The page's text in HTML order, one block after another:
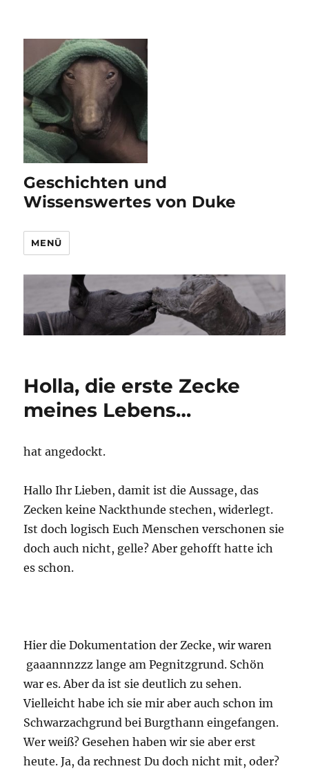
Geschichten und
Wissenswertes von Duke
MENÜ
Holla, die erste Zecke
meines Lebens…
hat angedockt.
Hallo Ihr Lieben, damit ist die Aussage, das
Zecken keine Nackthunde stechen, widerlegt.
Ist doch logisch Euch Menschen verschonen sie
doch auch nicht, gelle? Aber gehofft hatte ich
es schon.
Hier die Dokumentation der Zecke, wir waren
gaaannnzzz lange am Pegnitzgrund. Schön
war es. Aber da ist sie deutlich zu sehen.
Vielleicht habe ich sie mir aber auch schon im
Schwarzachgrund bei Burgthann eingefangen.
Wer weiß? Gesehen haben wir sie aber erst
heute. Ja, da rechnest Du doch nicht mit, oder?